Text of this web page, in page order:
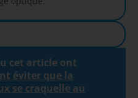
cet article ont
éviter que la
se craquelle au